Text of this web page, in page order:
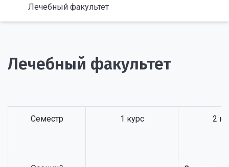
Лечебный факультет
Лечебный факультет
Семестр 1 курс 2